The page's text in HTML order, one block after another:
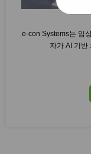
e-con Systems는 임
자가 AI 기반